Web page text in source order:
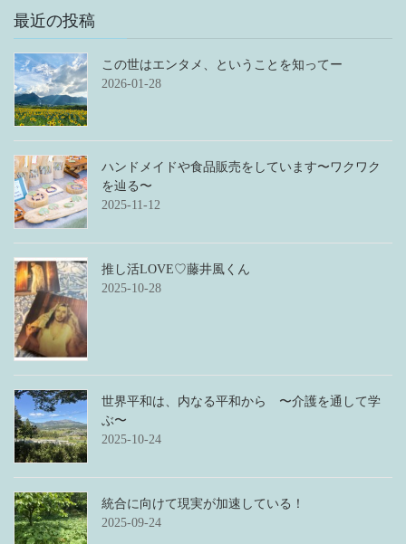
最近の投稿
この世はエンタメ、ということを知ってー
2026-01-28
ハンドメイドや食品販売をしています〜ワクワク
を辿る〜
2025-11-12
推し活LOVE♡藤井風くん
2025-10-28
世界平和は、内なる平和から 〜介護を通して学
ぶ〜
2025-10-24
統合に向けて現実が加速している！
2025-09-24